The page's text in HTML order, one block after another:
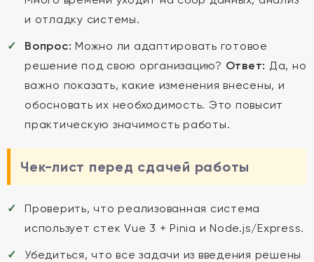
и отладку системы.
Вопрос: Можно ли адаптировать готовое
решение под свою организацию? Ответ: Да, но
важно показать, какие изменения внесены, и
обосновать их необходимость. Это повысит
практическую значимость работы.
Чек-лист перед сдачей работы
Проверить, что реализованная система
использует стек Vue 3 + Pinia и Node.js/Express.
Убедиться, что все задачи из введения решены